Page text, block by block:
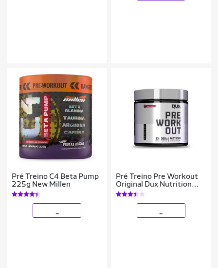
Pré Treino C4 Beta Pump
225g New Millen
Pré Treino Pre Workout
Original Dux Nutrition
300g